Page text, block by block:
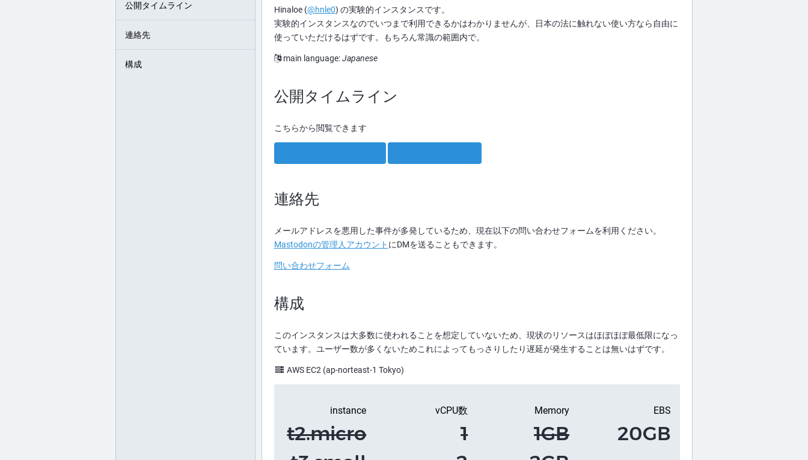
Hinaloe (@hnle0) の実験的インスタンスです。
実験的インスタンスなのでいつまで利用できるかはわかりませんが、日本の法に触れない使い方なら自由に
使っていただけるはずです。もちろん常識の範囲内で。
main language:Japanese
公開タイムライン
こちらから閲覧できます
連絡先
メールアドレスを悪用した事件が多発しているため、現在以下の問い合わせフォームを利用ください。
Mastodonの管理人アカウント にDMを送ることもできます。
問い合わせフォーム
構成
このインスタンスは大多数に使われることを想定していないため、現状のリソースはほぼほぼ最低限になっ
ています。ユーザー数が多くないためこれによってもっさりしたり遅延が発生することは無いはずです。
AWS EC2 (ap-norteast-1 Tokyo)
instance
t2.micro
vCPU数
1
Memory
1GB
EBS
20GB
公開タイムライン
連絡先
構成